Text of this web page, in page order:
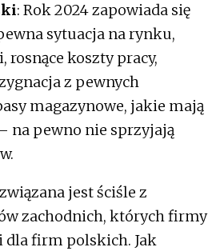
: Rok 2024 zapowiada się
sytuacja na rynku,
rosnące koszty pracy,
z pewnych
magazynowe, jakie mają
na pewno nie sprzyjają
jest ściśle z
zachodnich, których firmy
dla firm polskich. Jak